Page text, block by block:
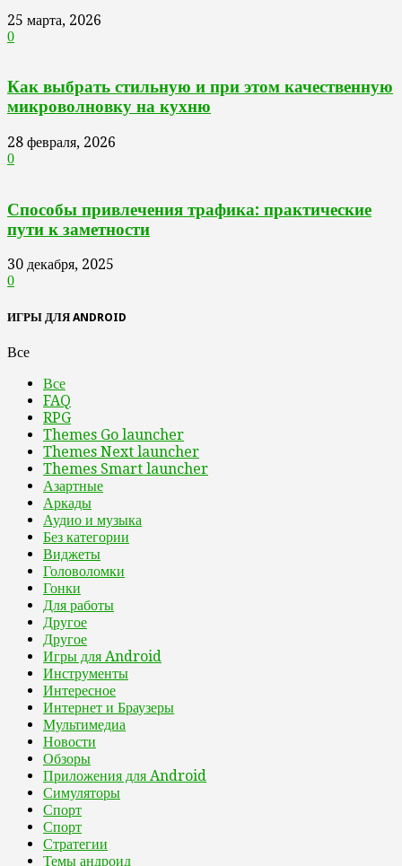
25 марта, 2026
0
Как выбрать стильную и при этом качественную
микроволновку на кухню
28 февраля, 2026
0
Способы привлечения трафика: практические
пути к заметности
30 декабря, 2025
0
ИГРЫ ДЛЯ ANDROID
Все
Все
FAQ
RPG
Themes Go launcher
Themes Next launcher
Themes Smart launcher
Азартные
Аркады
Аудио и музыка
Без категории
Виджеты
Головоломки
Гонки
Для работы
Другое
Другое
Игры для Android
Инструменты
Интересное
Интернет и Браузеры
Мультимедиа
Новости
Обзоры
Приложения для Android
Симуляторы
Спорт
Спорт
Стратегии
Темы андроид